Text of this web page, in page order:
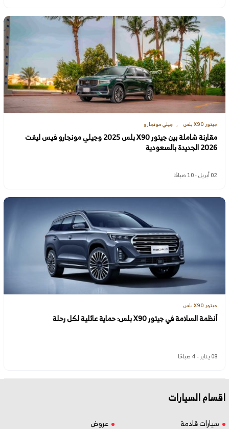
جيتور X90 بلس جيلي مونجارو
مقارنة شاملة بين جيتور X90 بلس 2025 وجيلي مونجارو فيس ليفت
2026 الجديدة بالسعودية
02 أبريل - 10 صباحًا
جيتور X90 بلس
أنظمة السلامة في جيتور X90 بلس: حماية عائلية لكل رحلة
08 يناير - 4 صباحًا
اقسام السيارات
سيارات قادمة عروض